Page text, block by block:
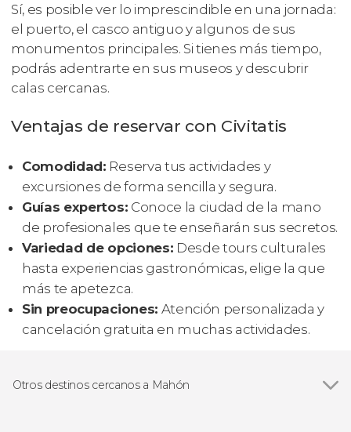
Sí, es posible ver lo imprescindible en una jornada:
el puerto, el casco antiguo y algunos de sus
monumentos principales. Si tienes más tiempo,
podrás adentrarte en sus museos y descubrir
calas cercanas.
Ventajas de reservar con Civitatis
Comodidad: Reserva tus actividades y
excursiones de forma sencilla y segura.
Guías expertos: Conoce la ciudad de la mano
de profesionales que te enseñarán sus secretos.
Variedad de opciones: Desde tours culturales
hasta experiencias gastronómicas, elige la que
más te apetezca.
Sin preocupaciones: Atención personalizada y
cancelación gratuita en muchas actividades.
Otros destinos cercanos a Mahón